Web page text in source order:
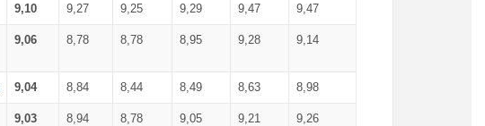
9,10 9,27 9,25 9,29 9,47 9,47
9,06 8,78 8,78 8,95 9,28 9,14
9,04 8,84 8,44 8,49 8,63 8,98
9,03 8,94 8,78 9,05 9,21 9,26